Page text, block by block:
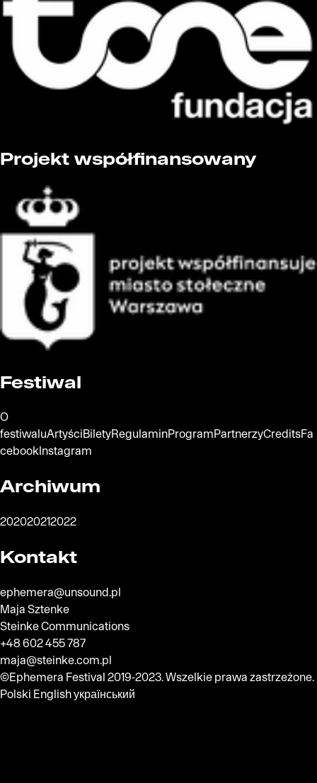
Projekt współfinansowany
Festiwal
O
festiwaluArtyściBiletyRegulaminProgramPartnerzyCreditsFa
cebook Instagram
Archiwum
202020212022
Kontakt
ephemera@unsound.pl
Maja Sztenke
Steinke Communications
+48 602 455 787
maja@steinke.com.pl
©Ephemera Festival 2019-2023. Wszelkie prawa zastrzeżone.
Polski Englishукраїнський